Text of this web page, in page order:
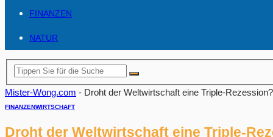
FINANZEN
NATUR
Mister-Wong.com - Droht der Weltwirtschaft eine Triple-Rezession?
FINANZENWIRTSCHAFT
Droht der Weltwirtschaft eine Triple-